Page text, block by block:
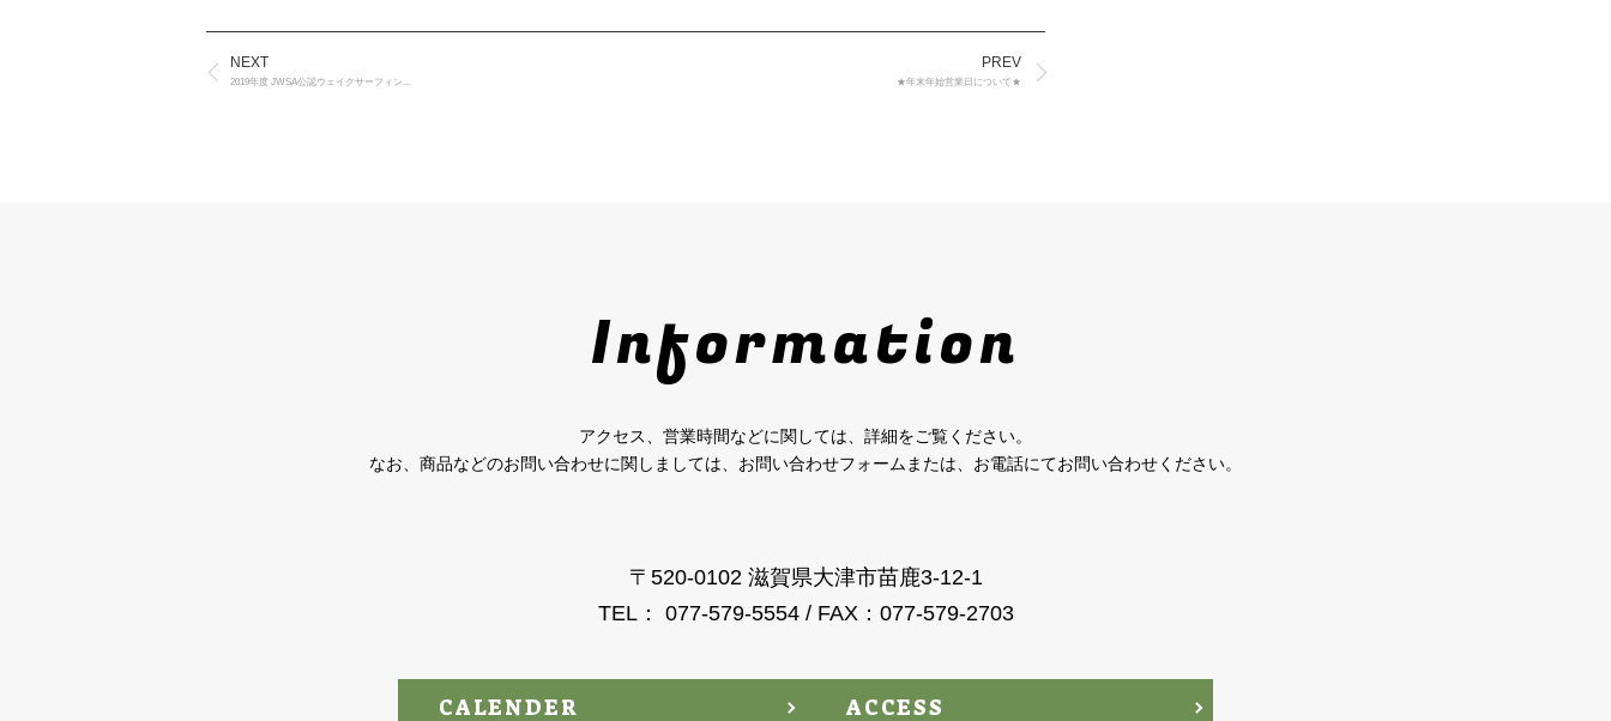
NEXT
2019年度 JWSA公認ウェイクサーフィン...
PREV
★年末年始営業日について★
Information
アクセス、営業時間などに関しては、詳細をご覧ください。
なお、商品などのお問い合わせに関しましては、お問い合わせフォームまたは、お電話にてお問い合わせください。
〒520-0102 滋賀県大津市苗鹿3-12-1
TEL： 077-579-5554 / FAX：077-579-2703
CALENDER ACCESS